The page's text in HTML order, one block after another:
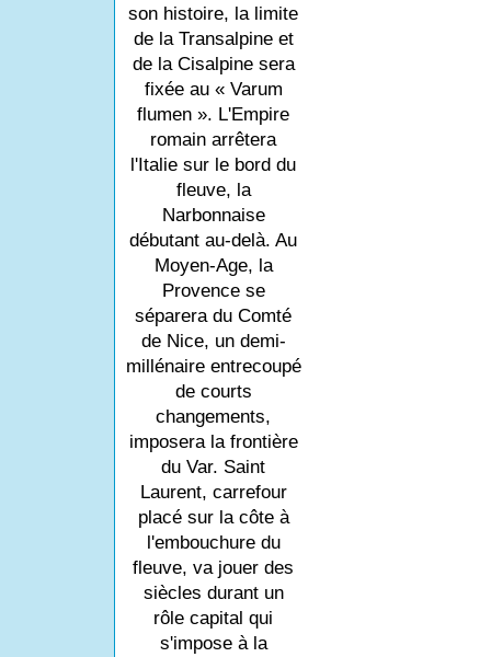
son histoire, la limite
de la Transalpine et
de la Cisalpine sera
fixée au « Varum
flumen ». L'Empire
romain arrêtera
l'Italie sur le bord du
fleuve, la
Narbonnaise
débutant au-delà. Au
Moyen-Age, la
Provence se
séparera du Comté
de Nice, un demi-
millénaire entrecoupé
de courts
changements,
imposera la frontière
du Var. Saint
Laurent, carrefour
placé sur la côte à
l'embouchure du
fleuve, va jouer des
siècles durant un
rôle capital qui
s'impose à la